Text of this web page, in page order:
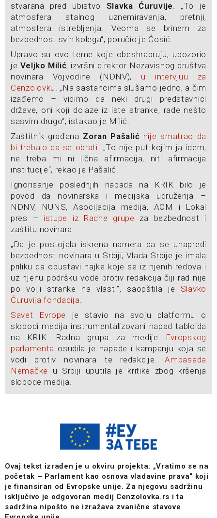
stvarana pred ubistvo Slavka Ćuruvije . „To je
atmosfera stalnog uznemiravanja, pretnji,
atmosfera istrebljenja. Veoma se brinem za
bezbednost svih kolega“, poručio je Ćosić.
Upravo su ovo teme koje obeshrabruju, upozorio
je Veljko Milić, izvršni direktor Nezavisnog društva
novinara Vojvodine (NDNV), u intervjuu za
Cenzolovku . „Na sastancima slušamo jedno, a čim
izađemo – vidimo da neki drugi predstavnici
države, oni koji dolaze iz iste stranke, rade nešto
sasvim drugo“, istakao je Milić.
Zaštitnik građana Zoran Pašalić nije smatrao da
bi trebalo da se obrati . „To nije put kojim ja idem,
ne treba mi ni lična afirmacija, niti afirmacija
institucije“, rekao je Pašalić.
Ignorisanje poslednjih napada na KRIK bilo je
povod da novinarska i medijska udruženja –
NDNV, NUNS, Asocijacija medija, AOM i Lokal
pres – istupe iz Radne grupe za bezbednost i
zaštitu novinara.
„Da je postojala iskrena namera da se unapredi
bezbednost novinara u Srbiji, Vlada Srbije je imala
priliku da obustavi hajke koje se iz njenih redova i
uz njenu podršku vode protiv redakcija čiji rad nije
po volji stranke na vlasti“, saopštila je Slavko
Ćuruvija fondacija
Savet Evrope
je stavio na svoju platformu o
slobodi medija instrumentalizovani napad tabloida
na KRIK. Radna grupa za medije
Evropskog
parlamenta osudila je napade i kampanju koja se
vodi protiv novinara te redakcije.Ambasada
Nemačke u Srbiji uputila je kritike zbog kršenja
slobode medija.
Ovaj tekst izrađen je u okviru projekta: „Vratimo se na
početak – Parlament kao osnova vladavine prava“ koji
je finansiran od Evropske unije. Za njegovu sadržinu
isključivo je odgovoran medij Cenzolovka.rs i ta
sadržina nipošto ne izražava zvanične stavove